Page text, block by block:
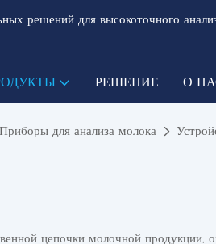
решений для высокоточного
РЕШЕНИЕ О
Приборы для анализа молока
цепочки молочной продукции,